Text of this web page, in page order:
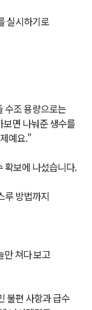
실시하기로
수조 용량으로는
보면 나눠준 생수를
예요."
확보에 나섰습니다.
루 방법까지
만 쳐다 보고
불편 사항과 급수